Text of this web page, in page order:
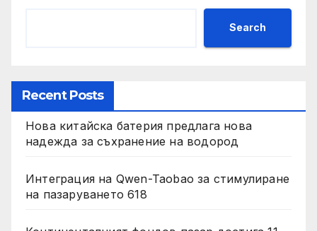
Search
Recent Posts
Нова китайска батерия предлага нова
надежда за съхранение на водород
Интеграция на Qwen-Taobao за стимулиране
на пазаруването 618